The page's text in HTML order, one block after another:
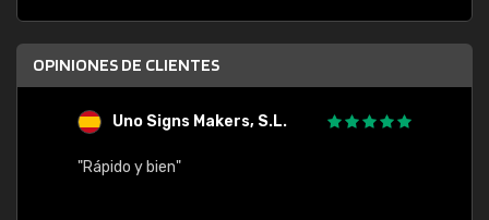
OPINIONES DE CLIENTES
Uno Signs Makers, S.L.
"Rápido y bien"